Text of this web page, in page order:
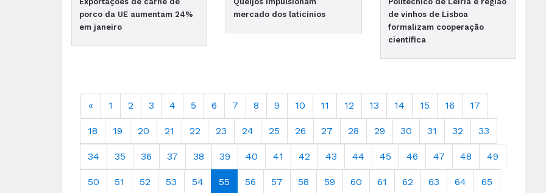
porco da UE aumentam 24%
em janeiro
mercado dos laticínios
de vinhos de Lisboa
formalizam cooperação
científica
« 1 2 3 4 5 6 7 8 9 10 11 12 13 14 15 16 17
18 19 20 21 22 23 24 25 26 27 28 29 30 31 32 33
34 35 36 37 38 39 40 41 42 43 44 45 46 47 48 49
50 51 52 53 54 55 56 57 58 59 60 61 62 63 64 65